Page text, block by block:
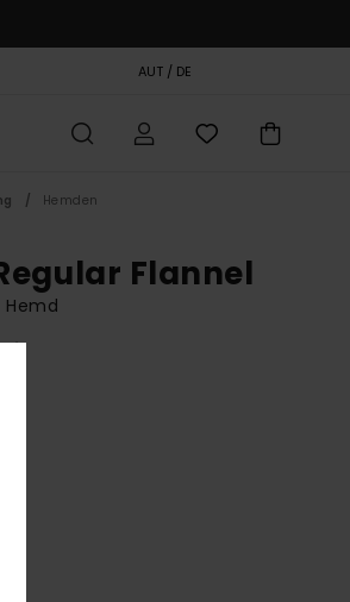
AUT / DE
Hemden
Flannel
Hemd